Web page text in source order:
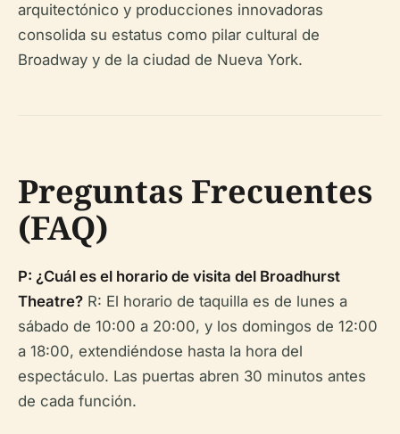
arquitectónico y producciones innovadoras
consolida su estatus como pilar cultural de
Broadway y de la ciudad de Nueva York.
Preguntas Frecuentes
(FAQ)
P: ¿Cuál es el horario de visita del Broadhurst
Theatre? R: El horario de taquilla es de lunes a
sábado de 10:00 a 20:00, y los domingos de 12:00
a 18:00, extendiéndose hasta la hora del
espectáculo. Las puertas abren 30 minutos antes
de cada función.